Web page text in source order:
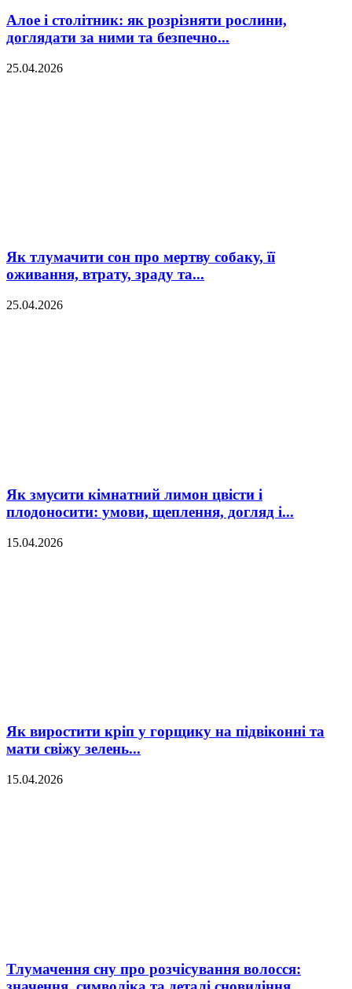
Алое і столітник: як розрізняти рослини,
доглядати за ними та безпечно...
25.04.2026
Як тлумачити сон про мертву собаку, її
оживання, втрату, зраду та...
25.04.2026
Як змусити кімнатний лимон цвісти і
плодоносити: умови, щеплення, догляд і...
15.04.2026
Як виростити кріп у горщику на підвіконні та
мати свіжу зелень...
15.04.2026
Тлумачення сну про розчісування волосся: